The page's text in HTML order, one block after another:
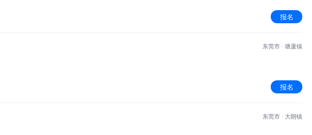
报名
东莞市 · 塘厦镇
报名
东莞市 · 大朗镇